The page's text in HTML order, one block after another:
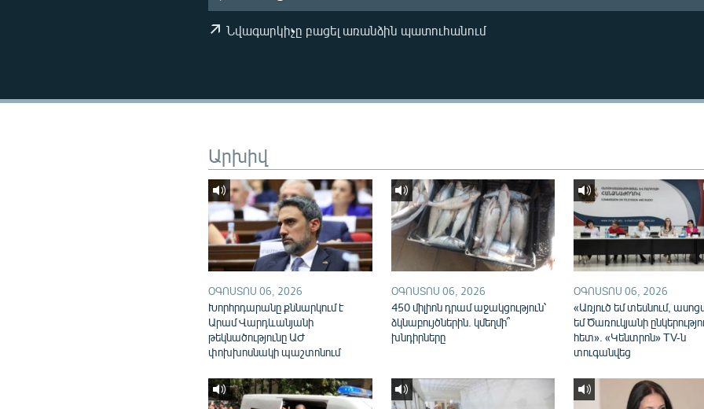
Նվագարկիչը բացել առանձին պատուհանում
Արխիվ
ՕԳՈՍՏՈՍ 06, 2026
Խորհրդարանը քննարկում է
Արամ Վարդևանյանի
թեկնածությունը ԱԺ
փոխխոսնակի պաշտոնում
ՕԳՈՍՏՈՍ 06, 2026
450 միլիոն դրամ աջակցություն՝
ձկնաբույծներին. կմեղմի՞
խնդիրները
ՕԳՈՍՏՈՍ 06, 2026
«Առյուծ եմ տեսնում,
եմ Ծառուկյանի
հետ». «Կենտրոն» TV-ն
տուգանվեց